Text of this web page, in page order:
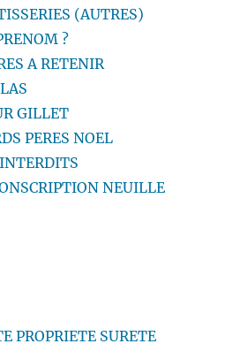
(AUTRES)
?
A RETENIR
GILLET
PERES NOEL
NEUILLE
PROPRIETE SURETE